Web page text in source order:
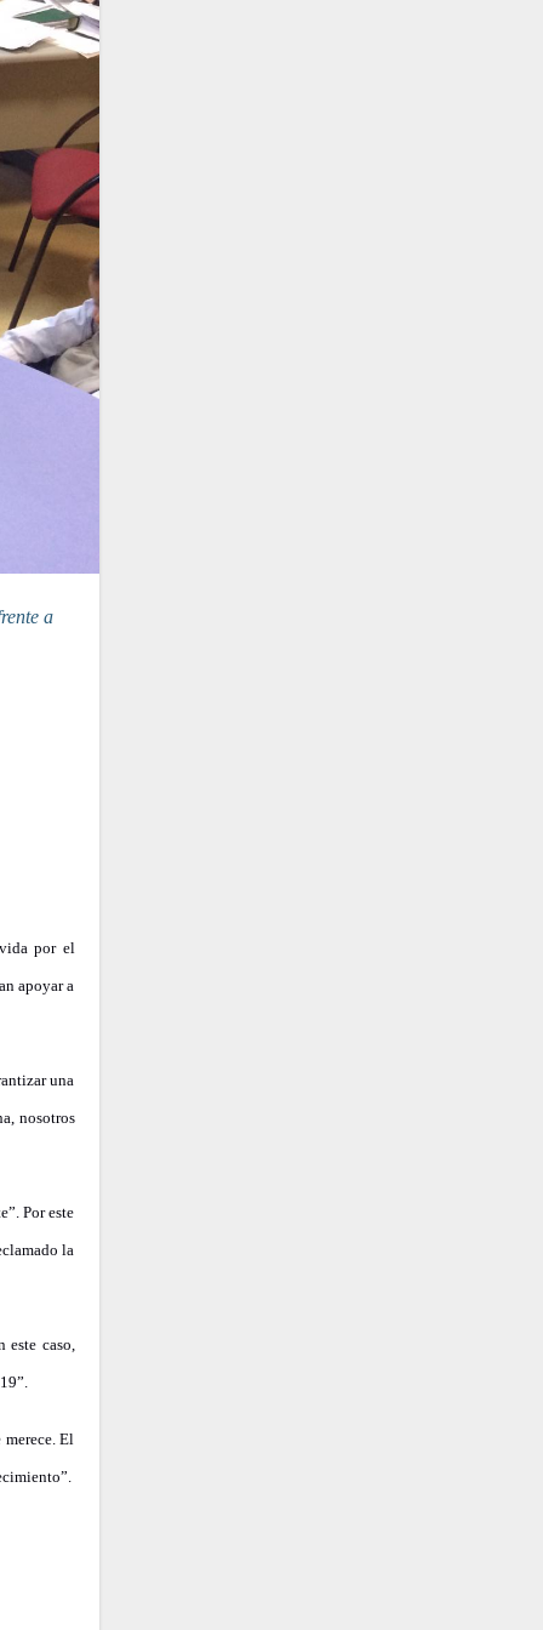
por el
apoyar a
una
nosotros
Por este
la
este caso,
El